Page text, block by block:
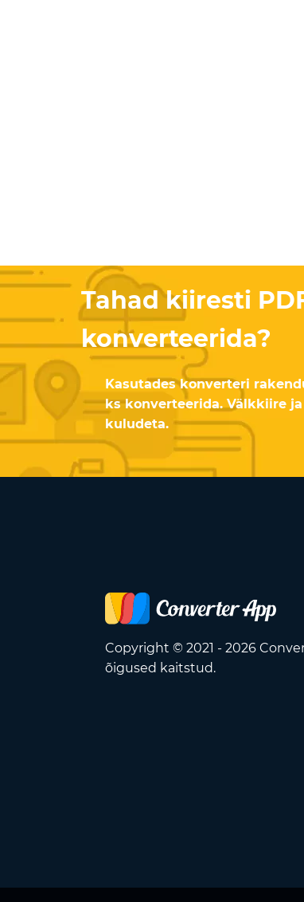
Tahad kiiresti
konverteerida?
Kasutades konverteri
ks konverteerida. Välkkiire
kuludeta.
Copyright © 2021 - 2026
õigused kaitstud.